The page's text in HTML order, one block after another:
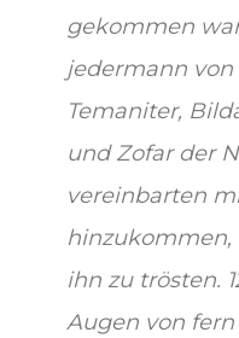
gekommen
jedermann von
Temaniter,
und Zofar der
vereinbarten
ihn zu trösten.
Augen von